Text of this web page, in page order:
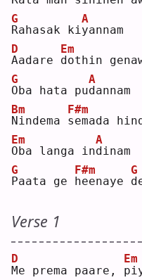
R
G
ahasak kiy
A
annam
A
D
adare d
Em
othin
O
G
ba hata pud
A
annam
N
Bm
indema s
F#m
emada
O
Em
ba langa ind
A
inam
P
G
aata ge h
F#m
eenaye d
G
Verse 1
M
D
e prema paare, p
Em